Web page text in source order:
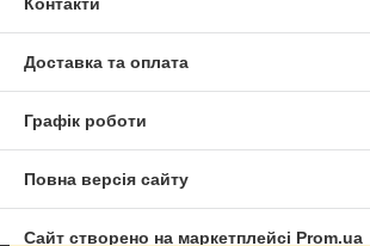
Доставка та оплата
Графік роботи
Повна версія сайту
Сайт створено на маркетплейсі Prom.ua